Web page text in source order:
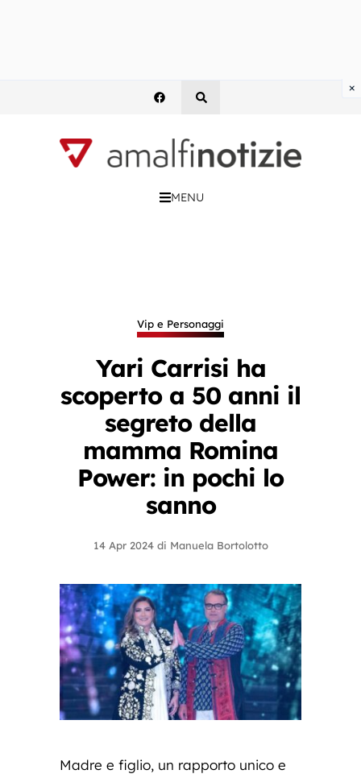
MENU
Vip e Personaggi
Yari Carrisi ha
scoperto a 50 anni il
segreto della
mamma Romina
Power: in pochi lo
sanno
14 Apr 2024 di Manuela Bortolotto
Madre e figlio, un rapporto unico e
×